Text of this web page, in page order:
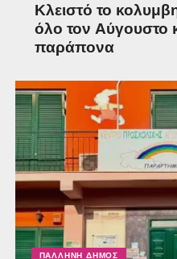
Κλειστό το
όλο τον Αύγουστο
παράπονα
ΠΑΛΛΉΝΗ ΔΉΜΟΣ